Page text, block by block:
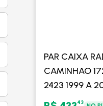
PAR CAIXA
CAMINHAO
2423 1999 A
L1620
43